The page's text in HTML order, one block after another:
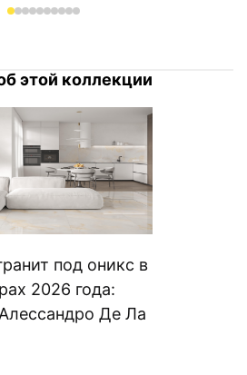
этой коллекции
под оникс в
2026 года:
Де Ла